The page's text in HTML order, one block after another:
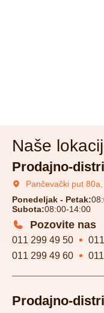
Naše
Prodajno-
Pančevački put
Ponedeljak - Petak:
Subota:08:00-14:00
Pozovite nas
011 299 49 50
011 299 49 60
Prodajno-